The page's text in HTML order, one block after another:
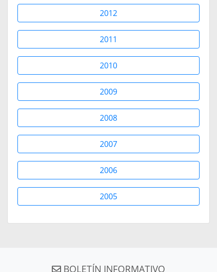
2012
2011
2010
2009
2008
2007
2006
2005
BOLETÍN INFORMATIVO